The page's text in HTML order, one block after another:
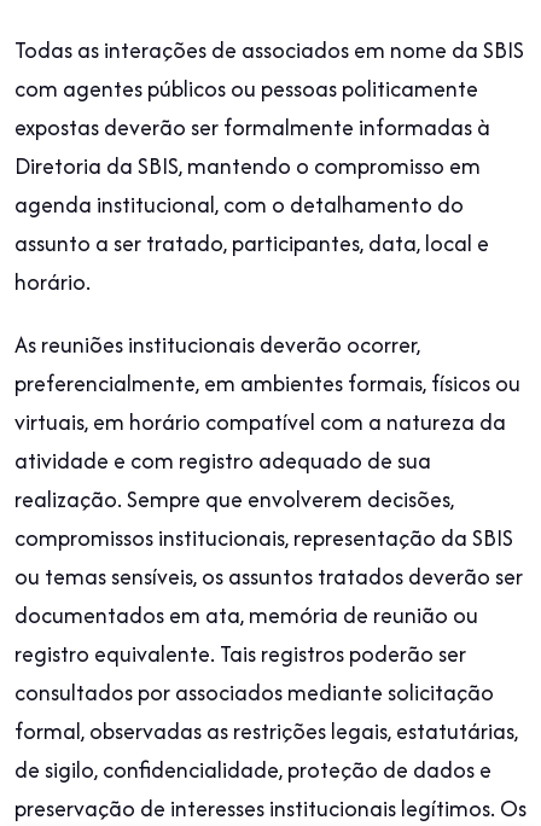
Todas as interações de associados em nome da SBIS
com agentes públicos ou pessoas politicamente
expostas deverão ser formalmente informadas à
Diretoria da SBIS, mantendo o compromisso em
agenda institucional, com o detalhamento do
assunto a ser tratado, participantes, data, local e
horário.
As reuniões institucionais deverão ocorrer,
preferencialmente, em ambientes formais, físicos ou
virtuais, em horário compatível com a natureza da
atividade e com registro adequado de sua
realização. Sempre que envolverem decisões,
compromissos institucionais, representação da SBIS
ou temas sensíveis, os assuntos tratados deverão ser
documentados em ata, memória de reunião ou
registro equivalente. Tais registros poderão ser
consultados por associados mediante solicitação
formal, observadas as restrições legais, estatutárias,
de sigilo, confidencialidade, proteção de dados e
preservação de interesses institucionais legítimos. Os